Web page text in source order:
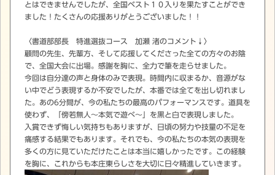
とはできませんでしたが、全国ベスト１０入りを果たすことができ
ました！たくさんの応援ありがとうございました！！
〈書道部部長 特進選抜コース 加瀬 渚のコメント↓〉
顧問の先生、先輩方、そして応援してくださった全ての方々のお陰
で、全国大会に出場。感謝を胸に、全力で筆を走らせました。
今回は自分達の声と身体のみで表現。時間内に収まるか、音源がな
い中でどう表現するか不安でしたが、本番では全てを出し切れまし
た。あの6分間が、今の私たちの最高のパフォーマンスです。道具を
使わず、「傍若無人～本気で遊べ～」を黒と白で表現しました。
入賞できず悔しい気持ちもありますが、日頃の努力や技量の不足を
痛感する結果でもあります。それでも、今の私たちの本気の表現を
多くの方に見ていただけたことは本当に嬉しかったです。この経験
を胸に、これからも本庄東らしさを大切に日々精進していきます。